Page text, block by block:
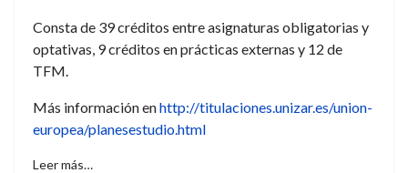
Consta de 39 créditos entre asignaturas obligatorias y
optativas, 9 créditos en prácticas externas y 12 de
TFM.
Más información enhttp://titulaciones.unizar.es/union-
europea/planesestudio.html
Leer más…